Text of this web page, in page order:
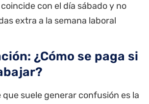
coincide con el día sábado y no
extra a la semana laboral
¿Cómo se paga si
suele generar confusión es la